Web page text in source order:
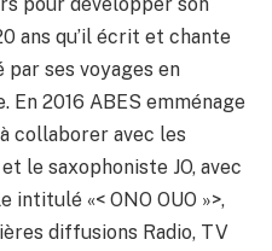
ans qu’il écrit et chante
ses voyages en
2016 ABES emménage
collaborer avec les
le saxophoniste JO, avec
«< ONO OUO »>,
diffusions Radio, TV